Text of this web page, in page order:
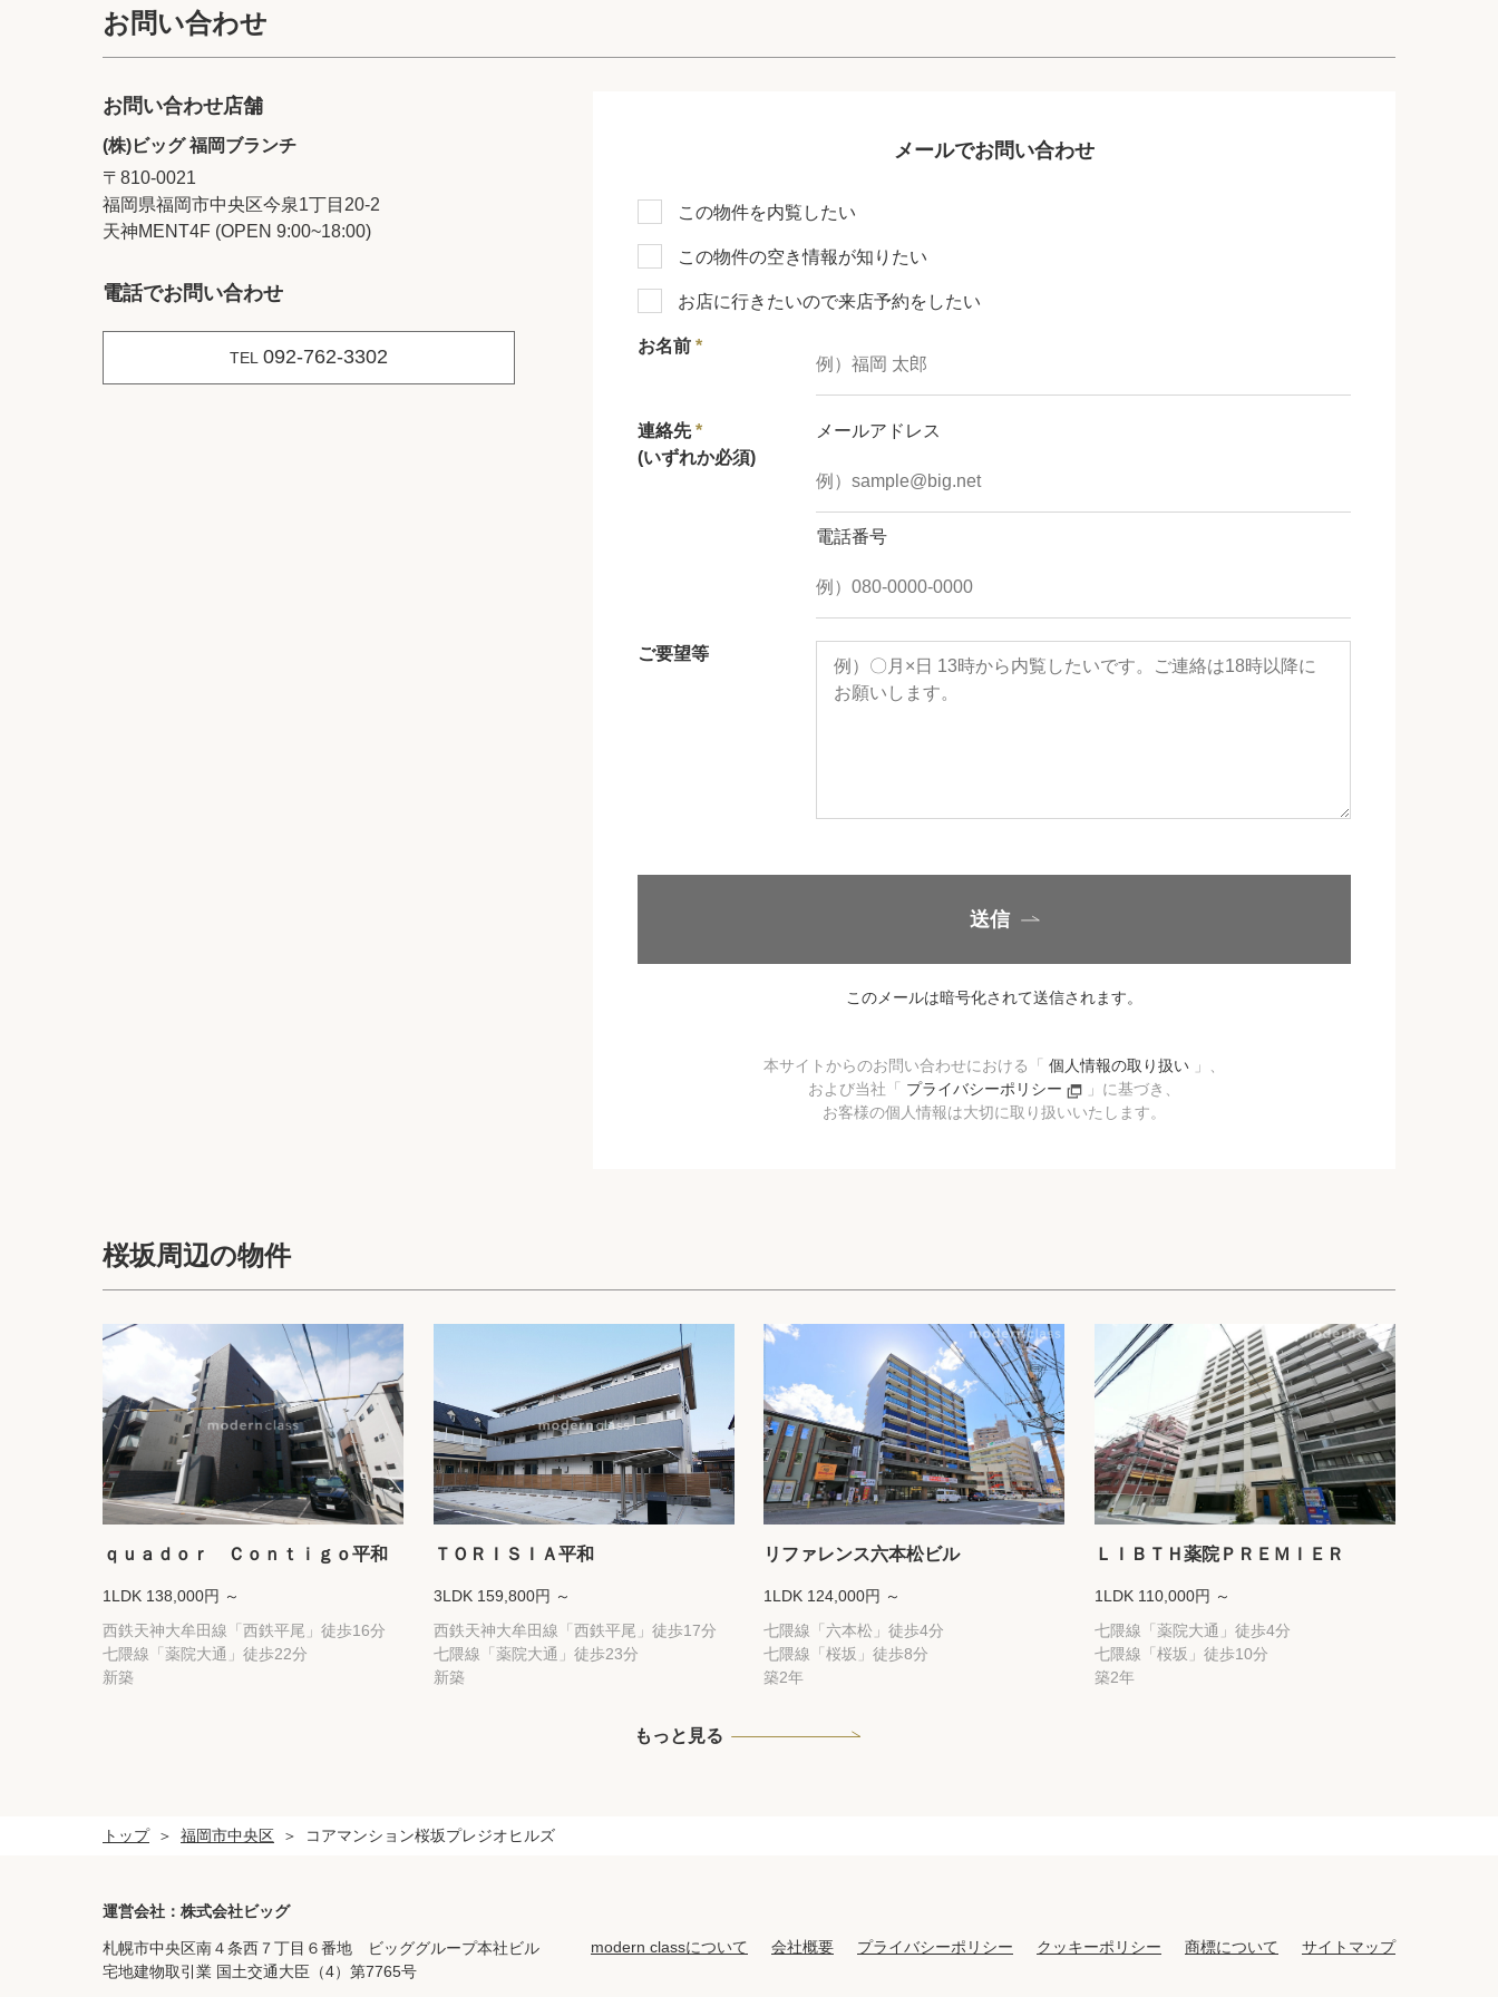
お問い合わせ
お問い合わせ店舗
(株)ビッグ 福岡ブランチ
〒810-0021
福岡県福岡市中央区今泉1丁目20‐2
天神MENT4F (OPEN 9:00~18:00)
電話でお問い合わせ
TEL 092-762-3302
メールでお問い合わせ
この物件を内覧したい
この物件の空き情報が知りたい
お店に行きたいので来店予約をしたい
お名前 *
連絡先*
(いずれか必須)
メールアドレス
電話番号
ご要望等
送信
このメールは暗号化されて送信されます。
本サイトからのお問い合わせにおける「 個人情報の取り扱い 」、
および当社「 プライバシーポリシー
」に基づき、
お客様の個人情報は大切に取り扱いいたします。
桜坂周辺の物件
ｑｕａｄｏｒ Ｃｏｎｔｉｇｏ平和
1LDK 138,000円 ～
西鉄天神大牟田線「西鉄平尾」徒歩16分
七隈線「薬院大通」徒歩22分
新築
ＴＯＲＩＳＩＡ平和
3LDK 159,800円 ～
西鉄天神大牟田線「西鉄平尾」徒歩17分
七隈線「薬院大通」徒歩23分
新築
リファレンス六本松ビル
1LDK 124,000円 ～
七隈線「六本松」徒歩4分
七隈線「桜坂」徒歩8分
築2年
ＬＩＢＴＨ薬院ＰＲＥＭＩＥＲ
1LDK 110,000円 ～
七隈線「薬院大通」徒歩4分
七隈線「桜坂」徒歩10分
築2年
もっと見る
トップ 福岡市中央区 コアマンション桜坂プレジオヒルズ
運営会社：株式会社ビッグ
札幌市中央区南４条西７丁目６番地 ビッググループ本社ビル
宅地建物取引業 国土交通大臣（4）第7765号
modern classについて 会社概要 プライバシーポリシー クッキーポリシー 商標について サイトマップ